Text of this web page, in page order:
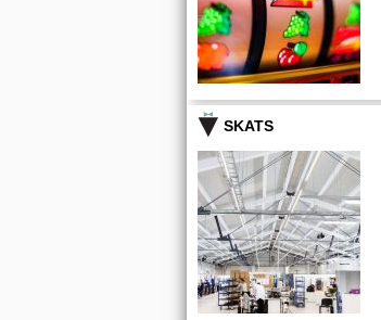
SKATS